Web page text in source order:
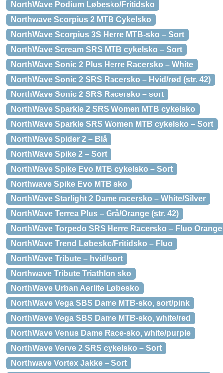
NorthWave Podium Løbesko/Fritidsko
Northwave Scorpius 2 MTB Cykelsko
NorthWave Scorpius 3S Herre MTB-sko – Sort
NorthWave Scream SRS MTB cykelsko – Sort
NorthWave Sonic 2 Plus Herre Racersko – White
NorthWave Sonic 2 SRS Racersko – Hvid/rød (str. 42)
NorthWave Sonic 2 SRS Racersko – sort
NorthWave Sparkle 2 SRS Women MTB cykelsko
NorthWave Sparkle SRS Women MTB cykelsko – Sort
NorthWave Spider 2 – Blå
NorthWave Spike 2 – Sort
NorthWave Spike Evo MTB cykelsko – Sort
Northwave Spike Evo MTB sko
NorthWave Starlight 2 Dame racersko – White/Silver
NorthWave Terrea Plus – Grå/Orange (str. 42)
NorthWave Torpedo SRS Herre Racersko – Fluo Orange
NorthWave Trend Løbesko/Fritidsko – Fluo
NorthWave Tribute – hvid/sort
Northwave Tribute Triathlon sko
NorthWave Urban Aerlite Løbesko
NorthWave Vega SBS Dame MTB-sko, sort/pink
NorthWave Vega SBS Dame MTB-sko, white/red
NorthWave Venus Dame Race-sko, white/purple
NorthWave Verve 2 SRS cykelsko – Sort
Northwave Vortex Jakke – Sort